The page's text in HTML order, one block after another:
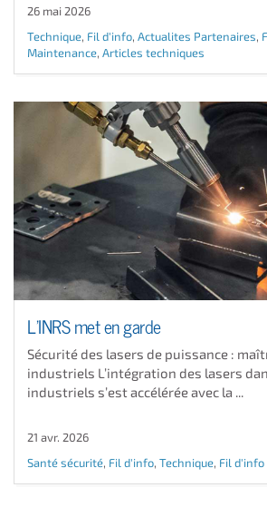
26 mai 2026
Technique, Fil d'info, Actualites Partenaires,
Maintenance, Articles techniques
L’INRS met en garde
Sécurité des lasers de puissance :
industriels L’intégration des lasers
industriels s’est accélérée avec la ...
21 avr. 2026
Santé sécurité, Fil d'info, Technique, Fil d'info